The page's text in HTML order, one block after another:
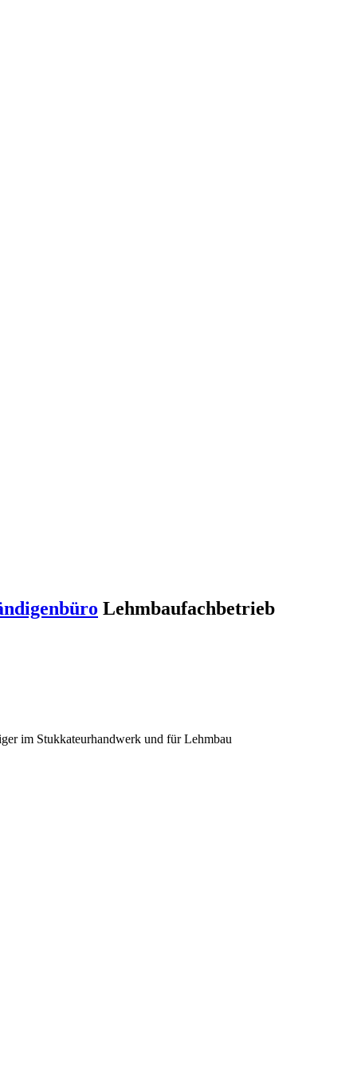
Lehmbaufachbetrieb
im Stukkateurhandwerk und für Lehmbau